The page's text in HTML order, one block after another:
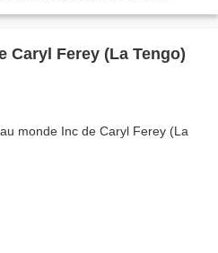
Caryl Ferey (La Tengo)